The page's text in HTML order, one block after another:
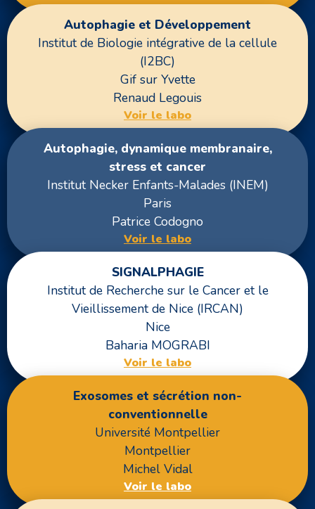
Autophagie et Développement
Institut de Biologie intégrative de la cellule
(I2BC)
Gif sur Yvette
Renaud Legouis
Voir le labo
Autophagie, dynamique membranaire,
stress et cancer
Institut Necker Enfants-Malades (INEM)
Paris
Patrice Codogno
Voir le labo
SIGNALPHAGIE
Institut de Recherche sur le Cancer et le
Vieillissement de Nice (IRCAN)
Nice
Baharia MOGRABI
Voir le labo
Exosomes et sécrétion non-
conventionnelle
Université Montpellier
Montpellier
Michel Vidal
Voir le labo